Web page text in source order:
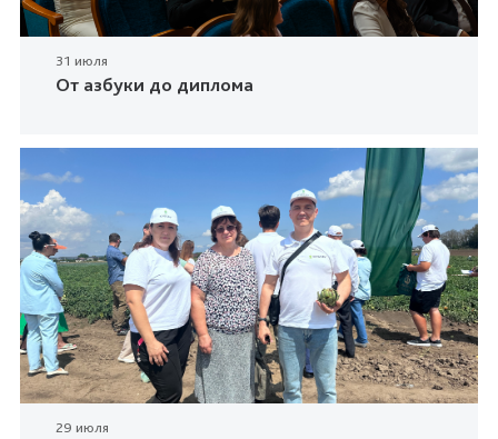
31 июля
От азбуки до диплома
29 июля